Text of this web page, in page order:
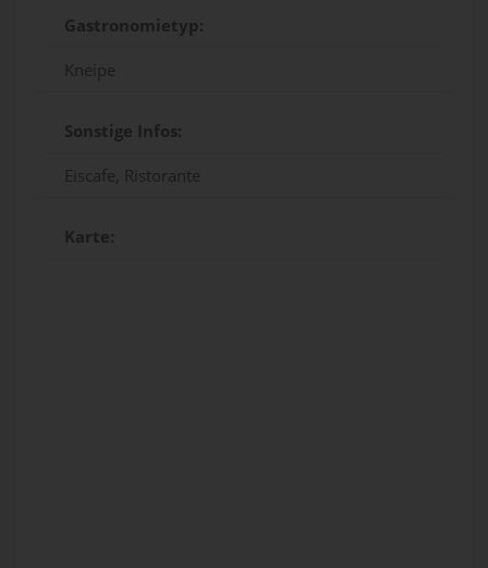
Gastronomietyp:
Kneipe
Sonstige Infos:
Eiscafe, Ristorante
Karte: